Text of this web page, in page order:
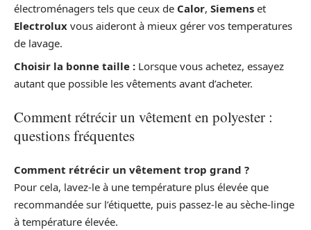
électroménagers tels que ceux de Calor, Siemens et
Electrolux vous aideront à mieux gérer vos temperatures
de lavage.
Choisir la bonne taille : Lorsque vous achetez, essayez
autant que possible les vêtements avant d’acheter.
Comment rétrécir un vêtement en polyester :
questions fréquentes
Comment rétrécir un vêtement trop grand ?
Pour cela, lavez-le à une température plus élevée que
recommandée sur l’étiquette, puis passez-le au sèche-linge
à température élevée.